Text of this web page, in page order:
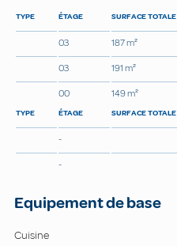
TYPE ÉTAGE SURFACE TOTALE
03
187 m²
03
191 m²
00
149 m²
TYPE ÉTAGE SURFACE TOTALE
-
-
Equipement de base
Cuisine